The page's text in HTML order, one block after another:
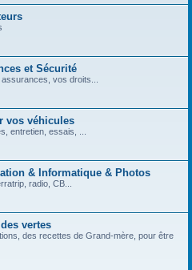
et Sécurité
vos droits...
vos véhicules
entretien, essais, ...
& Informatique & Photos
radio, CB...
vertes
des recettes de Grand-mère, pour être